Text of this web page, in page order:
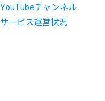
YouTubeチャンネル
サービス運営状況